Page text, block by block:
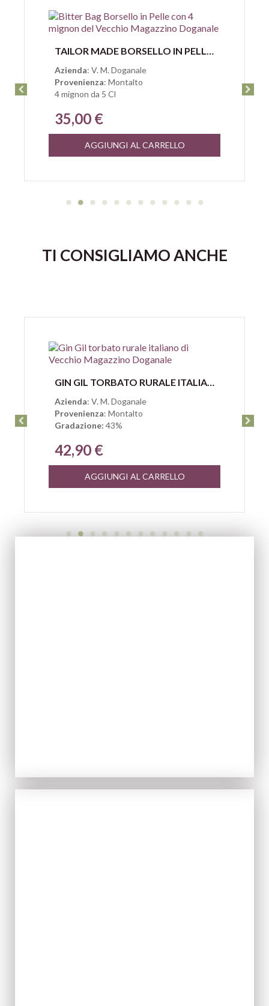
Anteprima TAILOR MADE BORSELLO IN PELLE CON 4 MIGNON DEL VECCHIO MAGAZZINO DOGANALE
Azienda: V. M. Doganale
Provenienza: Montalto
4 mignon da 5 Cl
35,00 €
AGGIUNGI AL CARRELLO
TI CONSIGLIAMO ANCHE
Anteprima GIN GIL TORBATO RURALE ITALIANO DI VECCHIO MAGAZZINO DOGANALE
Azienda: V. M. Doganale
Provenienza: Montalto
Gradazione: 43%
42,90 €
AGGIUNGI AL CARRELLO